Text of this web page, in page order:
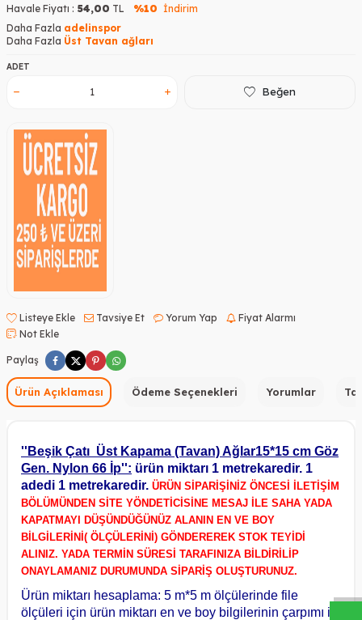
Havale Fiyatı : 54,00 TL %10 İndirim
Daha Fazla adelinspor
Daha Fazla Üst Tavan ağları
ADET
Beğen
Listeye Ekle Tavsiye Et Yorum Yap
Fiyat Alarmı
Not Ekle
Paylaş
Ürün Açıklaması Ödeme Seçenekleri Yorumlar
''Beşik Çatı Üst Kapama (Tavan) Ağlar15*15 cm Göz
Gen. Nylon 66 İp'': ürün miktarı 1 metrekaredir. 1
adedi 1 metrekaredir. ÜRÜN SİPARİŞİNİZ ÖNCESİ İLETİŞİM
BÖLÜMÜNDEN SİTE YÖNDETİCİSİNE MESAJ İLE SAHA YADA
KAPATMAYI DÜŞÜNDÜĞÜNÜZ ALANIN EN VE BOY
BİLGİLERİNİ( ÖLÇÜLERİNİ) GÖNDEREREK STOK TEYİDİ
ALINIZ. YADA TERMİN SÜRESİ TARAFINIZA BİLDİRİLİP
ONAYLAMANIZ DURUMUNDA SİPARİŞ OLUŞTURUNUZ.
Ürün miktarı hesaplama: 5 m*5 m ölçülerinde file
ölçüleri için ürün miktarı en ve boy bilgilerinin çarpımı ile